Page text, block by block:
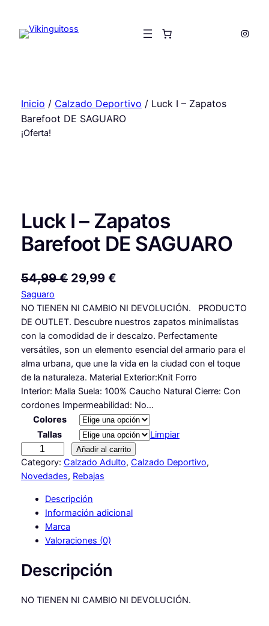
contenido
Inicio / Calzado Deportivo / Luck Ⅰ – Zapatos
Barefoot DE SAGUARO
¡Oferta!
Luck Ⅰ – Zapatos
Barefoot DE SAGUARO
54,99€ E
p
r
e
c
i
o
r
i
i
n
a
l
r
29,99 €E
p
r
e
c
i
o
a
c
t
a
2
Saguaro
NO TIENEN NI CAMBIO NI DEVOLUCIÓN. PRODUCTO
DE OUTLET. Descubre nuestros zapatos minimalistas
con la comodidad de ir descalzo. Perfectamente
versátiles, son un elemento esencial del armario para el
alma urbana, que une la vida en la ciudad con el toque
de la naturaleza. Material Exterior:Knit Forro
Interior: Malla Suela: 100% Caucho Natural Cierre: Con
cordones Impermeabilidad: No…
Colores
Tallas
Limpiar
u
c
a
o
Añadir al carrito
Category: Calzado Adulto, Calzado Deportivo
Novedades, Rebajas
Descripción
Información adicional
Marca
Valoraciones (0)
Descripción
NO TIENEN NI CAMBIO NI DEVOLUCIÓN.